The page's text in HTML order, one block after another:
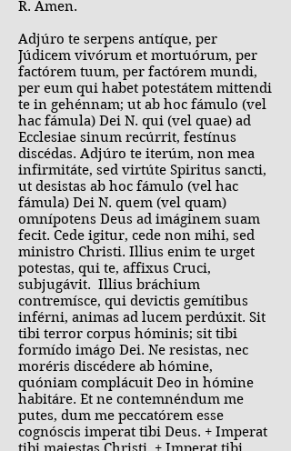
R. Amen.
Adjúro te serpens antíque, per
Júdicem vivórum et mortuórum, per
factórem tuum, per factórem mundi,
per eum qui habet potestátem mittendi
te in gehénnam; ut ab hoc fámulo (vel
hac fámula) Dei N. qui (vel quae) ad
Ecclesiae sinum recúrrit, festínus
discédas. Adjúro te iterúm, non mea
infirmitáte, sed virtúte Spiritus sancti,
ut desistas ab hoc fámulo (vel hac
fámula) Dei N. quem (vel quam)
omnípotens Deus ad imáginem suam
fecit. Cede igitur, cede non mihi, sed
ministro Christi. Illius enim te urget
potestas, qui te, affixus Cruci,
subjugávit. Illius bráchium
contremísce, qui devictis gemítibus
inférni, animas ad lucem perdúxit. Sit
tibi terror corpus hóminis; sit tibi
formído imágo Dei. Ne resistas, nec
moréris discédere ab hómine,
quóniam complácuit Deo in hómine
habitáre. Et ne contemnéndum me
putes, dum me peccatórem esse
cognóscis imperat tibi Deus. + Imperat